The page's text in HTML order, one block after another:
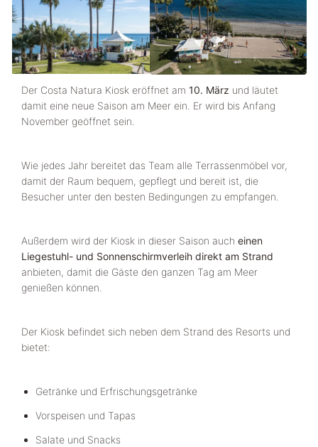
Der Costa Natura Kiosk eröffnet am 10. März und läutet
damit eine neue Saison am Meer ein. Er wird bis Anfang
November geöffnet sein.
Wie jedes Jahr bereitet das Team alle Terrassenmöbel vor,
damit der Raum bequem, gepflegt und bereit ist, die
Besucher unter den besten Bedingungen zu empfangen.
Außerdem wird der Kiosk in dieser Saison auch einen
Liegestuhl- und Sonnenschirmverleih direkt am Strand
anbieten, damit die Gäste den ganzen Tag am Meer
genießen können.
Der Kiosk befindet sich neben dem Strand des Resorts und
bietet:
Getränke und Erfrischungsgetränke
Vorspeisen und Tapas
Salate und Snacks